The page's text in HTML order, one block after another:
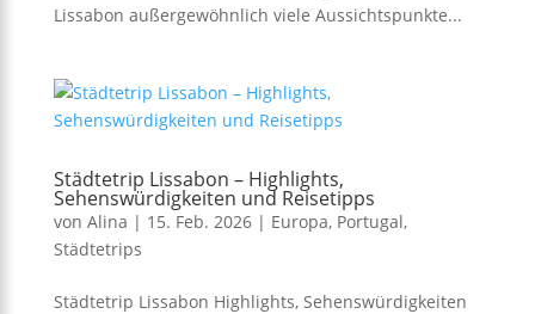
Lissabon außergewöhnlich viele Aussichtspunkte...
Städtetrip Lissabon – Highlights,
Sehenswürdigkeiten und Reisetipps
von Alina | 15. Feb. 2026| Europa, Portugal,
Städtetrips
Städtetrip Lissabon Highlights, Sehenswürdigkeiten